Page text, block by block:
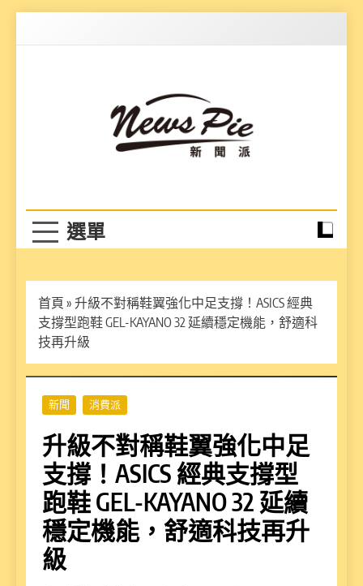
首頁 » 升級不對稱鞋翼強化中足支撐！ASICS 經典
支撐型跑鞋 GEL-KAYANO 32 延續穩定機能，舒適科
技再升級
新聞 消費派
升級不對稱鞋翼強化中足
支撐！ASICS 經典支撐型
跑鞋 GEL-KAYANO 32 延續
穩定機能，舒適科技再升
級